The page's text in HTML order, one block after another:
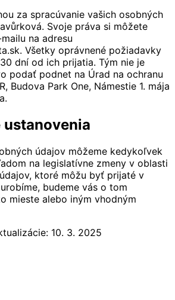
za spracúvanie vašich osobných
Svoje práva si môžete
na adresu
Všetky oprávnené požiadavky
dní od ich prijatia. Tým nie je
podať podnet na Úrad na ochranu
Budova Park One, Námestie 1. mája
ustanovenia
údajov môžeme kedykoľvek
na legislatívne zmeny v oblasti
ktoré môžu byť prijaté v
budeme vás o tom
mieste alebo iným vhodným
10. 3. 2025